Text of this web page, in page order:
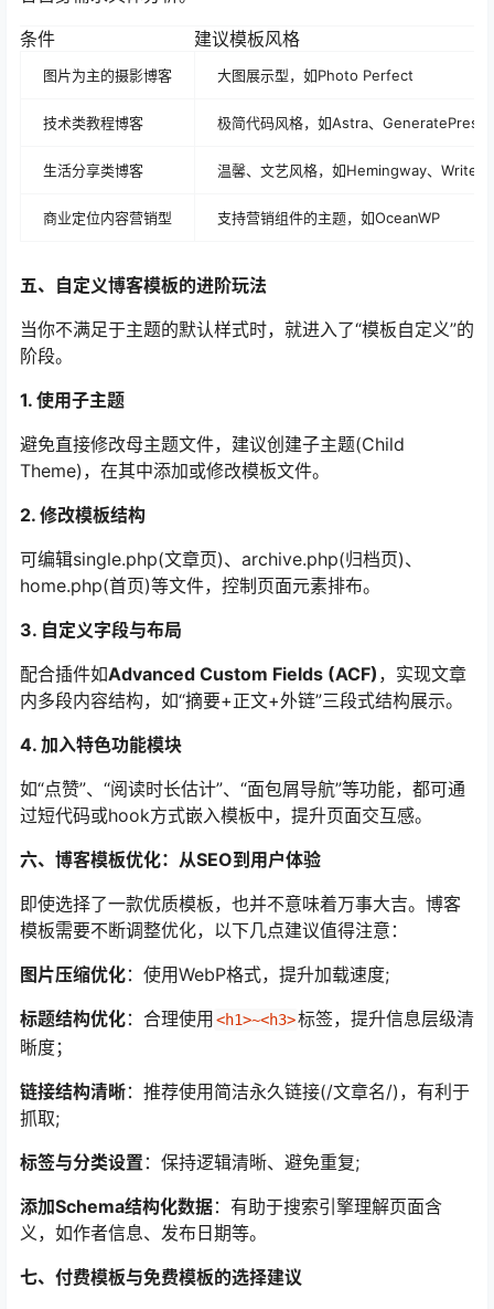
条件
建议模板风格
图片为主的摄影博客 大图展示型，如Photo Perfect
技术类教程博客 极简代码风格，如Astra、GeneratePress
生活分享类博客 温馨、文艺风格，如Hemingway、Writee
商业定位内容营销型 支持营销组件的主题，如OceanWP
五、自定义博客模板的进阶玩法
当你不满足于主题的默认样式时，就进入了“模板自定义”的
阶段。
1. 使用子主题
避免直接修改母主题文件，建议创建子主题(Child
Theme)，在其中添加或修改模板文件。
2. 修改模板结构
可编辑single.php(文章页)、archive.php(归档页)、
home.php(首页)等文件，控制页面元素排布。
3. 自定义字段与布局
配合插件如Advanced Custom Fields (ACF) ，实现文章
内多段内容结构，如“摘要+正文+外链”三段式结构展示。
4. 加入特色功能模块
如“点赞”、“阅读时长估计”、“面包屑导航”等功能，都可通
过短代码或hook方式嵌入模板中，提升页面交互感。
六、博客模板优化：从SEO到用户体验
即使选择了一款优质模板，也并不意味着万事大吉。博客
模板需要不断调整优化，以下几点建议值得注意：
图片压缩优化：使用WebP格式，提升加载速度;
标题结构优化：合理使用 <h1>~<h3>标签，提升信息层级清
晰度；
链接结构清晰：推荐使用简洁永久链接(/文章名/)，有利于
抓取;
标签与分类设置 ：保持逻辑清晰、避免重复;
添加Schema结构化数据：有助于搜索引擎理解页面含
义，如作者信息、发布日期等。
七、付费模板与免费模板的选择建议